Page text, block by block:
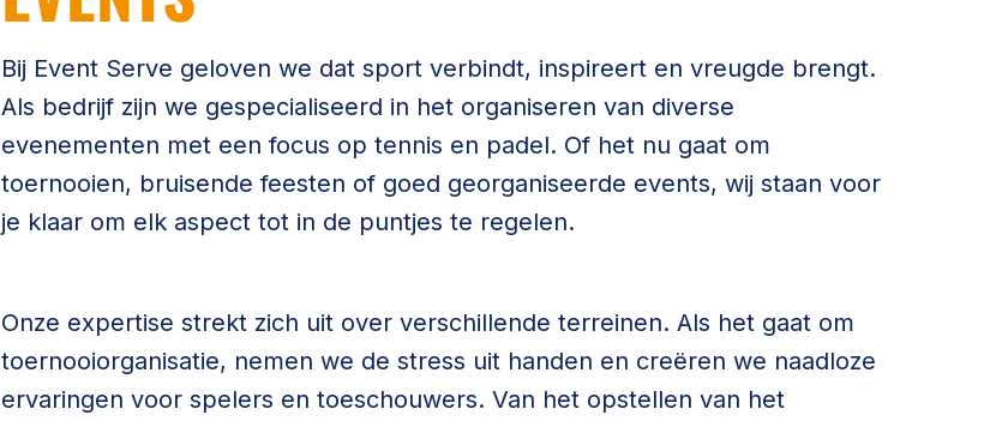
Bij Event Serve geloven we dat sport verbindt, inspireert en vreugde brengt.
Als bedrijf zijn we gespecialiseerd in het organiseren van diverse
evenementen met een focus op tennis en padel. Of het nu gaat om
toernooien, bruisende feesten of goed georganiseerde events, wij staan voor
je klaar om elk aspect tot in de puntjes te regelen.
Onze expertise strekt zich uit over verschillende terreinen. Als het gaat om
toernooiorganisatie, nemen we de stress uit handen en creëren we naadloze
ervaringen voor spelers en toeschouwers. Van het opstellen van het